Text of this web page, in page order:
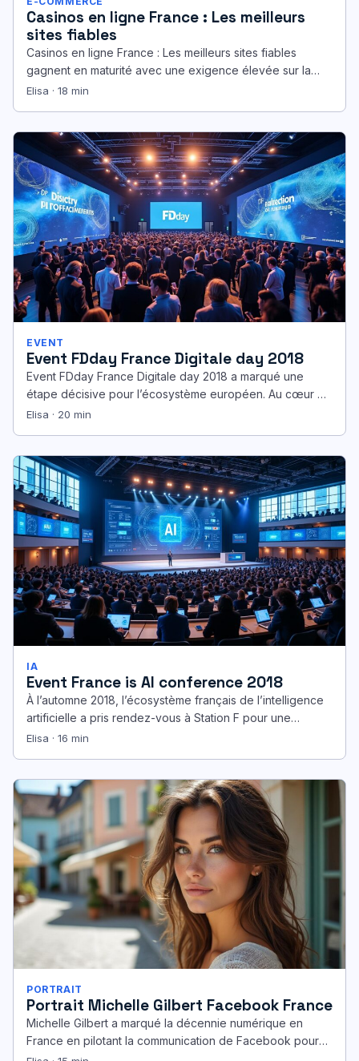
Casinos en ligne France : Les meilleurs
sites fiables
Casinos en ligne France : Les meilleurs sites fiables
gagnent en maturité avec une exigence élevée sur la
sécurité, l’équité…
Elisa · 18 min
EVENT
Event FDday France Digitale day 2018
Event FDday France Digitale day 2018 a marqué une
étape décisive pour l’écosystème européen. Au cœur du
Musée des Arts…
Elisa · 20 min
IA
Event France is AI conference 2018
À l’automne 2018, l’écosystème français de l’intelligence
artificielle a pris rendez-vous à Station F pour une
séquence intense: la France…
Elisa · 16 min
PORTRAIT
Portrait Michelle Gilbert Facebook France
Michelle Gilbert a marqué la décennie numérique en
France en pilotant la communication de Facebook pour